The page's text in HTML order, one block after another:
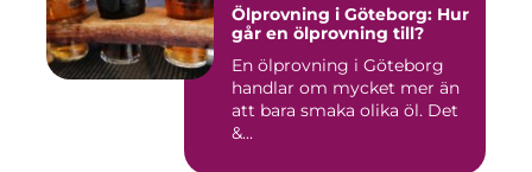
Ölprovning i Göteborg: Hur
går en ölprovning till?
En ölprovning i Göteborg
handlar om mycket mer än
att bara smaka olika öl. Det
&...